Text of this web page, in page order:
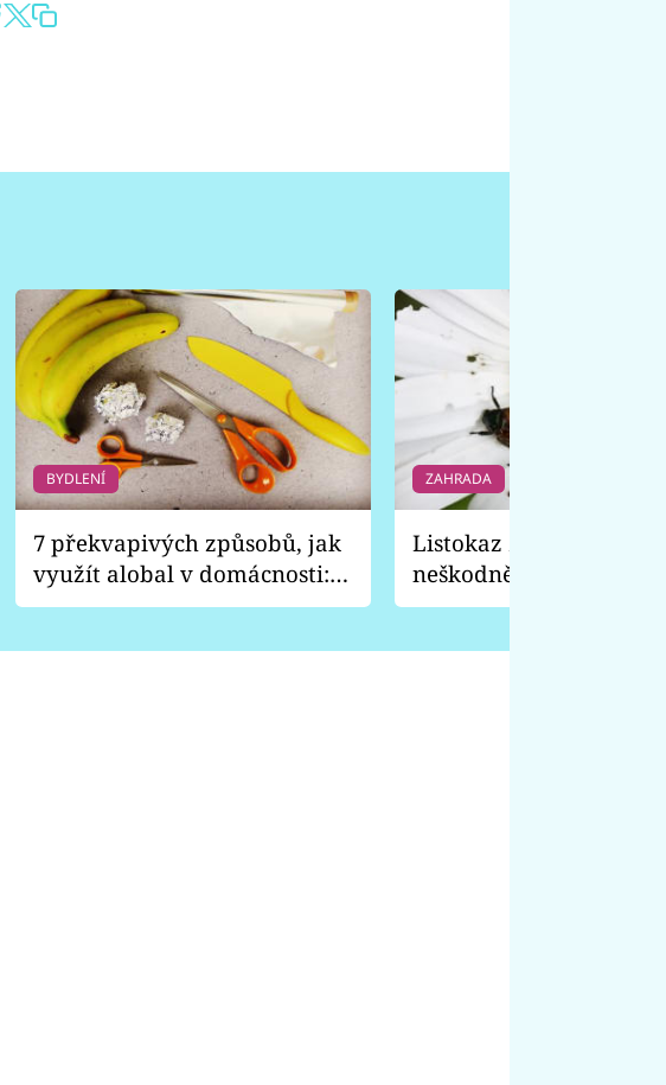
BYDLENÍ
7 překvapivých způsobů, jak
využít alobal v domácnosti:
Nabrousí nože a vydrhne
ZAHRADA
Listokaz zahradní
neškodně, ale je to
před tímhle broukem